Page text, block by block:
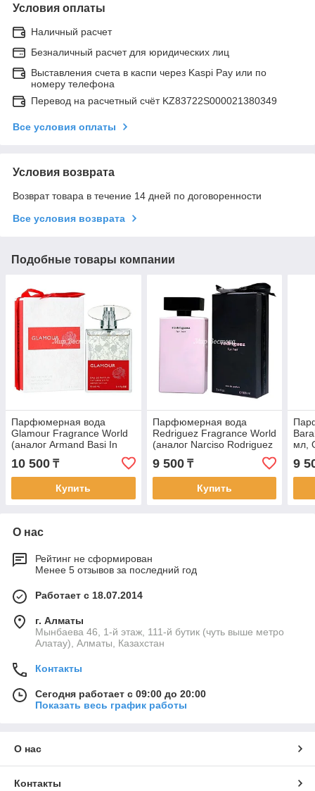
Условия оплаты
Наличный расчет
Безналичный расчет для юридических лиц
Выставления счета в каспи через Kaspi Pay или по
номеру телефона
Перевод на расчетный счёт KZ83722S000021380349
Все условия оплаты
Условия возврата
Возврат товара в течение 14 дней по договоренности
Все условия возврата
Подобные товары компании
Парфюмерная вода
Glamour Fragrance World
(аналог Armand Basi In
Red, 100 мл, ОАЭ)
10 500 ₸
Купить
Парфюмерная вода
Redriguez Fragrance World
(аналог Narciso Rodriguez
For Her, 100 мл, ОАЭ)
9 500₸
Купить
мл,
9
О нас
Рейтинг не сформирован
Менее 5 отзывов за последний год
Работает с 18.07.2014
г. Алматы
Мынбаева 46, 1-й этаж, 111-й бутик (чуть выше метро
Алатау), Алматы, Казахстан
Контакты
Сегодня работает с 09:00 до 20:00
Показать весь график работы
О нас
Контакты